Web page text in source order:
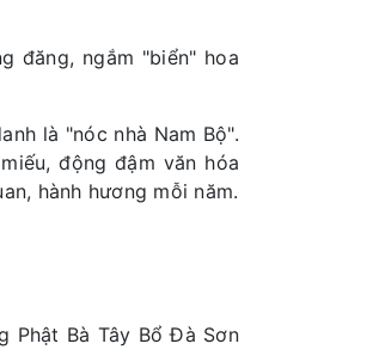
đăng, ngắm "biển" hoa
là "nóc nhà Nam Bộ".
động đậm văn hóa
hành hương mỗi năm.
Phật Bà Tây Bổ Đà Sơn